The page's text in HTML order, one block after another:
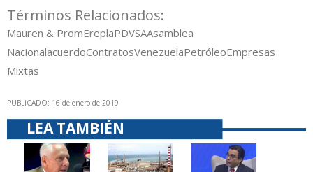
Términos Relacionados:
Mauren & PromEreplaPDVSAAsamblea
NacionalacuerdoContratosVenezuelaPetróleoEmpresas
Mixtas
PUBLICADO: 16 de enero de 2019
LEA TAMBIÉN